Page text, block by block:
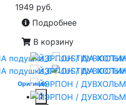
1949 руб.
Подробнее
В корзину
Оригинал
1